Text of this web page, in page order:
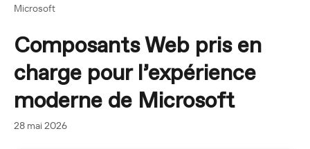
Microsoft
Composants Web pris en
charge pour l’expérience
moderne de Microsoft
28 mai 2026